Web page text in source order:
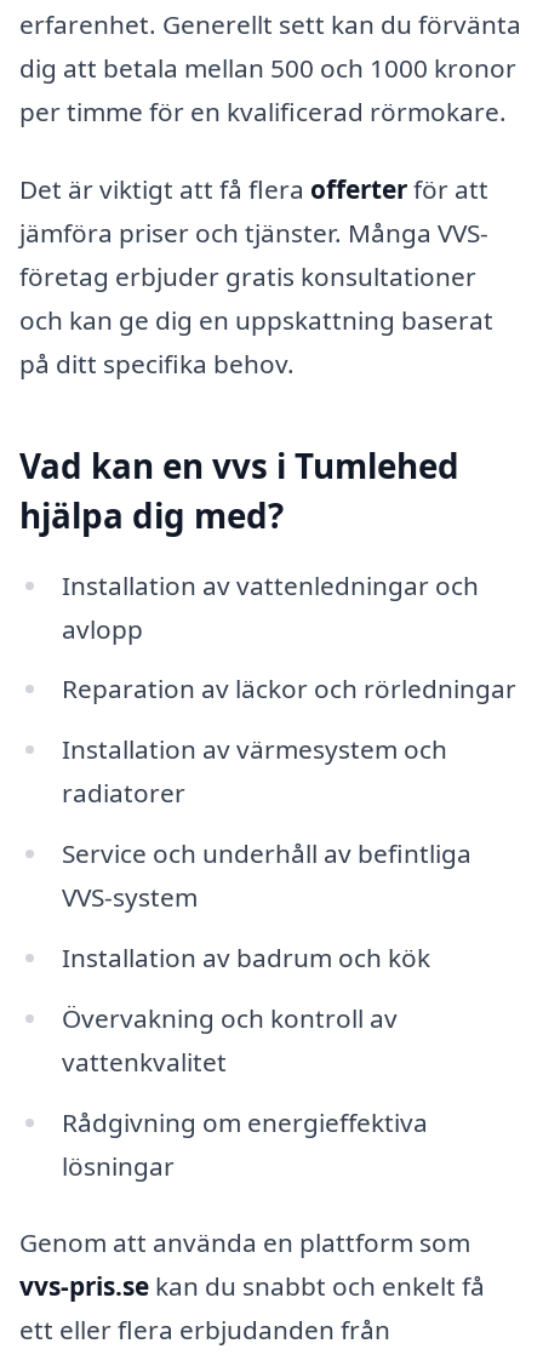
erfarenhet. Generellt sett kan du förvänta
dig att betala mellan 500 och 1000 kronor
per timme för en kvalificerad rörmokare.
Det är viktigt att få flera offerterför att
jämföra priser och tjänster. Många VVS-
företag erbjuder gratis konsultationer
och kan ge dig en uppskattning baserat
på ditt specifika behov.
Vad kan en vvs i Tumlehed
hjälpa dig med?
Installation av vattenledningar och
avlopp
Reparation av läckor och rörledningar
Installation av värmesystem och
radiatorer
Service och underhåll av befintliga
VVS-system
Installation av badrum och kök
Övervakning och kontroll av
vattenkvalitet
Rådgivning om energieffektiva
lösningar
Genom att använda en plattform som
vvs-pris.se kan du snabbt och enkelt få
ett eller flera erbjudanden från